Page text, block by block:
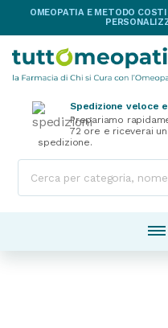
OMEOPATIA E METODO
Spedizione veloce
Prepariamo
72 ore e riceverai
spedizione.